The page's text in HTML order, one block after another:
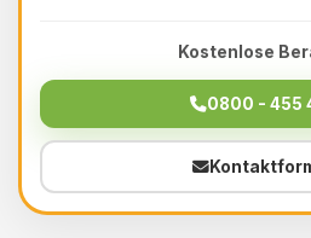
Kostenlose
0800 - 455